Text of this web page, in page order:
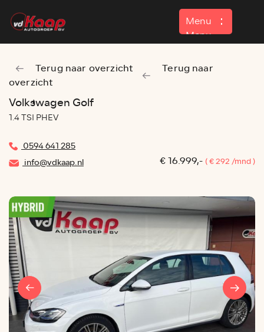
Menu
Menu
Home
Aanbod
Contact
Terug naar overzicht
Terug naar
overzicht
Volkswagen Golf
1.4 TSI PHEV
0594 641 285
info@vdkaap.nl
€ 16.999,- ( € 292 /mnd )